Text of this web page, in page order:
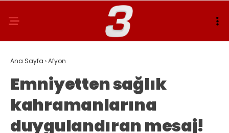
Ana Sayfa ›Afyon
Emniyetten sağlık
kahramanlarına
duygulandıran mesaj!